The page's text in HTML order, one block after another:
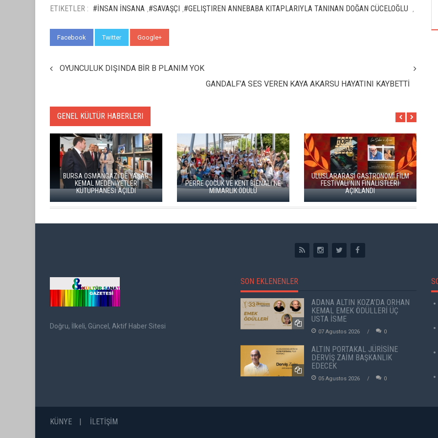
ETIKETLER : #İNSAN İNSANA ,#SAVAŞÇI ,#GELIŞTIREN ANNEBABA KITAPLARIYLA TANINAN DOĞAN CÜCELOĞLU ,
Facebook Twitter Google+
OYUNCULUK DIŞINDA BİR B PLANIM YOK
GANDALF’A SES VEREN KAYA AKARSU HAYATINI KAYBETTİ
GENEL KÜLTÜR HABERLERI
BURSA OSMANGAZİ'DE YAŞAR
KEMAL MEDENİYETLER
KÜTÜPHANESİ AÇILDI
PERRE ÇOCUK VE KENT BİENALİ'NE
MİMARLIK ÖDÜLÜ
ULUSLARARASI GASTRONOMİ FİLM
FESTİVALİ'NİN FİNALİSTLERİ
AÇIKLANDI
ÖZPETEK VE VAHİDE PERÇİN'İN
Doğru, İlkeli, Güncel, Aktif Haber Sitesi
SON EKLENENLER
ADANA ALTIN KOZA'DA ORHAN
KEMAL EMEK ÖDÜLLERİ ÜÇ
USTA İSME
07 Agustos 2026 0
ALTIN PORTAKAL JÜRİSİNE
DERVİŞ ZAİM BAŞKANLIK
EDECEK
05 Agustos 2026 0
KÜNYE İLETİŞİM